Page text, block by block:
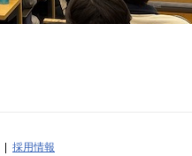
採用情報